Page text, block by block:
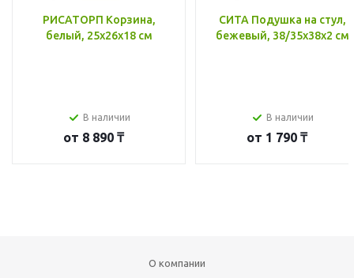
РИСАТОРП Корзина,
белый, 25x26x18 см
В наличии
от 8 890 ₸
СИТА Подушка на стул,
бежевый, 38/35x38x2 см
В наличии
от 1 790 ₸
О компании